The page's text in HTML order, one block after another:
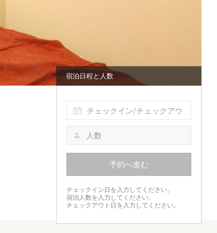
宿泊日程と人数
チェックイン/チェックアウ
ト
予約へ進む
チェックイン日を入力してください。
宿泊人数を入力してください。
チェックアウト日を入力してください。